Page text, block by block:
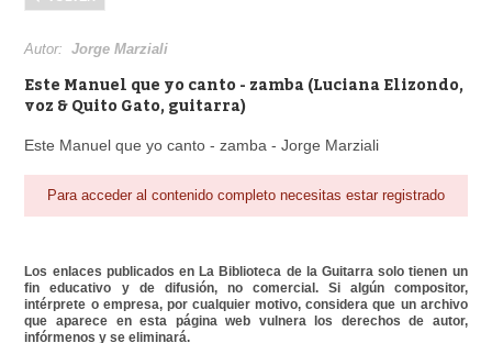
Biblioteca
Área personal
Autor:Jorge Marziali
Este Manuel que yo canto - zamba (Luciana Elizondo,
voz & Quito Gato, guitarra)
Este Manuel que yo canto - zamba - Jorge Marziali
Para acceder al contenido completo necesitas estar registrado
Los enlaces publicados en La Biblioteca de la Guitarra solo tienen un
fin educativo y de difusión, no comercial. Si algún compositor,
intérprete o empresa, por cualquier motivo, considera que un archivo
que aparece en esta página web vulnera los derechos de autor,
infórmenos y se eliminará.